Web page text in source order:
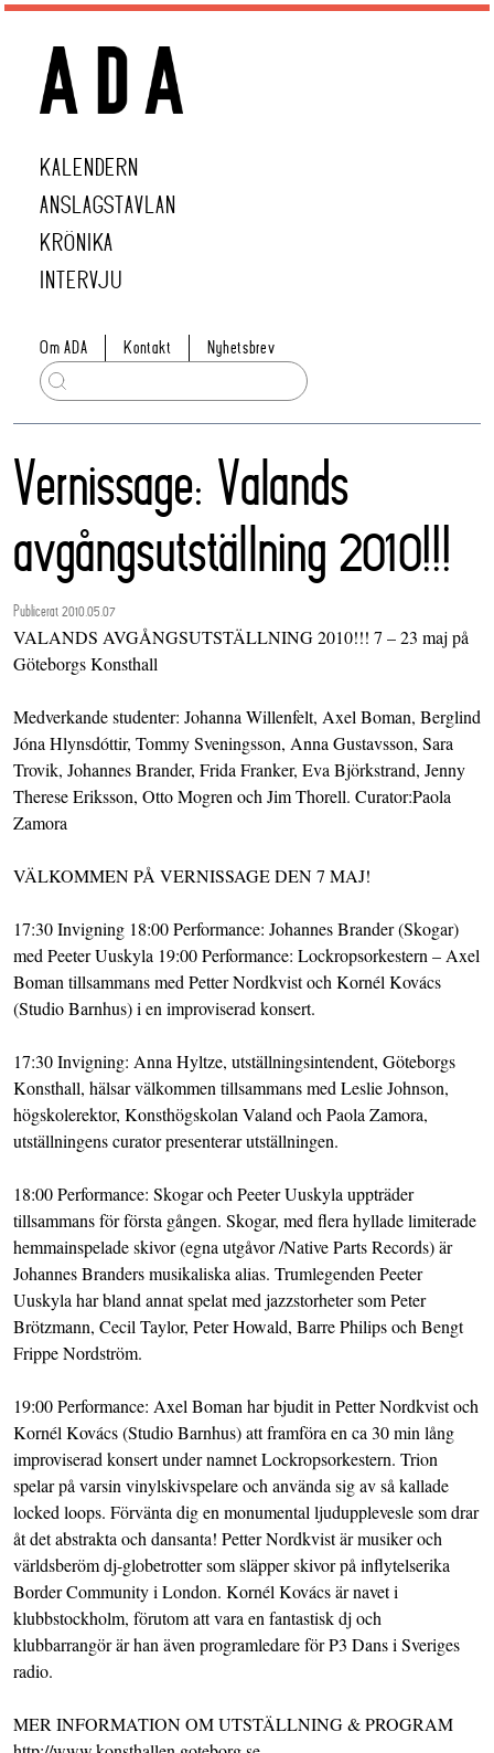
KALENDERN
ANSLAGSTAVLAN
KRÖNIKA
INTERVJU
Om ADA Kontakt Nyhetsbrev
Vernissage: Valands
avgångsutställning 2010!!!
Publicerat 2010.05.07
VALANDS AVGÅNGSUTSTÄLLNING 2010!!! 7 – 23 maj på
Göteborgs Konsthall
Medverkande studenter: Johanna Willenfelt, Axel Boman, Berglind
Jóna Hlynsdóttir, Tommy Sveningsson, Anna Gustavsson, Sara
Trovik, Johannes Brander, Frida Franker, Eva Björkstrand, Jenny
Therese Eriksson, Otto Mogren och Jim Thorell. Curator:Paola
Zamora
VÄLKOMMEN PÅ VERNISSAGE DEN 7 MAJ!
17:30 Invigning 18:00 Performance: Johannes Brander (Skogar)
med Peeter Uuskyla 19:00 Performance: Lockropsorkestern – Axel
Boman tillsammans med Petter Nordkvist och Kornél Kovács
(Studio Barnhus) i en improviserad konsert.
17:30 Invigning: Anna Hyltze, utställningsintendent, Göteborgs
Konsthall, hälsar välkommen tillsammans med Leslie Johnson,
högskolerektor, Konsthögskolan Valand och Paola Zamora,
utställningens curator presenterar utställningen.
18:00 Performance: Skogar och Peeter Uuskyla uppträder
tillsammans för första gången. Skogar, med flera hyllade limiterade
hemmainspelade skivor (egna utgåvor /Native Parts Records) är
Johannes Branders musikaliska alias. Trumlegenden Peeter
Uuskyla har bland annat spelat med jazzstorheter som Peter
Brötzmann, Cecil Taylor, Peter Howald, Barre Philips och Bengt
Frippe Nordström.
19:00 Performance: Axel Boman har bjudit in Petter Nordkvist och
Kornél Kovács (Studio Barnhus) att framföra en ca 30 min lång
improviserad konsert under namnet Lockropsorkestern. Trion
spelar på varsin vinylskivspelare och använda sig av så kallade
locked loops. Förvänta dig en monumental ljudupplevesle som drar
åt det abstrakta och dansanta! Petter Nordkvist är musiker och
världsberöm dj-globetrotter som släpper skivor på inflytelserika
Border Community i London. Kornél Kovács är navet i
klubbstockholm, förutom att vara en fantastisk dj och
klubbarrangör är han även programledare för P3 Dans i Sveriges
radio.
MER INFORMATION OM UTSTÄLLNING & PROGRAM